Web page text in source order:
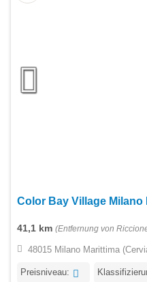
Color Bay Village Milano
41,1 km (Entfernung von
48015 Milano Marittima
Preisniveau: